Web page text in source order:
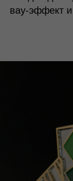
вау-эффект и